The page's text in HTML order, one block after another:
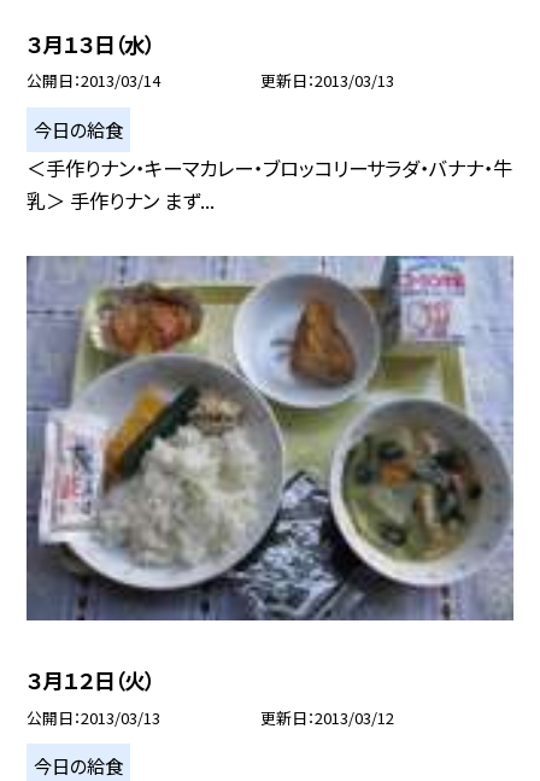
３月１３日（水）
公開日 2013/03/14 更新日 2013/03/13
今日の給食
＜手作りナン・キーマカレー・ブロッコリーサラダ・バナナ・牛
乳＞ 手作りナン まず...
３月１２日（火）
公開日 2013/03/13 更新日 2013/03/12
今日の給食